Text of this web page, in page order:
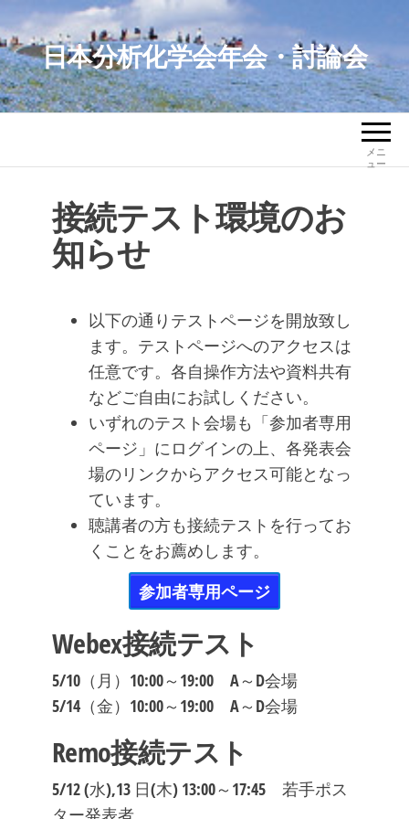
ン
テ
ン
ツ
ス
日本分析化学会年会・討論会
メニ
ュー
接続テスト環境のお
知らせ
以下の通りテストページを開放致し
ます。テストページへのアクセスは
任意です。各自操作方法や資料共有
などご自由にお試しください。
いずれのテスト会場も「参加者専用
ページ」にログインの上、各発表会
場のリンクからアクセス可能となっ
ています。
聴講者の方も接続テストを行ってお
くことをお薦めします。
参加者専用ページ
Webex接続テスト
5/10（月）10:00～19:00 A～D会場
5/14（金）10:00～19:00 A～D会場
Remo接続テスト
5/12 (水),13 日(木) 13:00～17:45 若手ポス
ター発表者